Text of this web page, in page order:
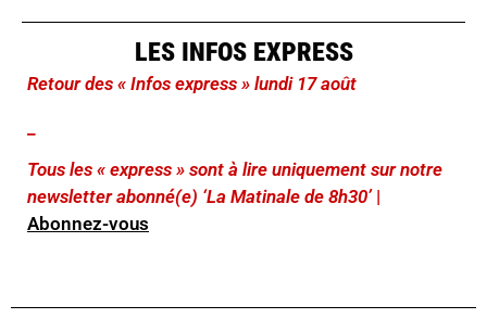
LES INFOS EXPRESS
Retour des « Infos express » lundi 17 août
Tous les « express » sont à lire uniquement sur notre
newsletter abonné(e) ‘La Matinale de 8h30’ |
Abonnez-vous